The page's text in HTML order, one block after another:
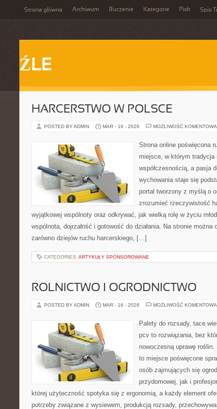
Strona główna Archiwum Buczenie Kategorie Pisk Spis
ŹLE
HARCERSTWO W POLSCE
POSTED BY ADMIN MAR - 16 - 2026 MOŻLIWOŚĆ
Strona online poświęcona
miejsce, w którym
współczesnością, a pasja
wychowania staje się
portal tworzony z myślą o
zrozumieć rzeczywistość
wyjątkowej wspólnoty oraz odkrywać, jak wielką rolę w życiu
wspólnota, dojrzałość i gotowość do działania. Na stronie
zarówno dziejów ruchu harcerskiego, […]
CATEGORIES: ARTYKUŁY SPONSOROWANE
ROLNICTWO I OGRODNICTWO
POSTED BY ADMIN MAR - 16 - 2026 MOŻLIWOŚĆ
Palety do rozsady, tace
pcv to rozwiązania, bez
nowoczesną uprawę
to miejsce poświęcone
osób zajmujących się
przydomowej, jak i
której użyteczność spotyka się z ergonomią, a każdy element
potrzeby związane z wysiewem, produkcją rozsady,